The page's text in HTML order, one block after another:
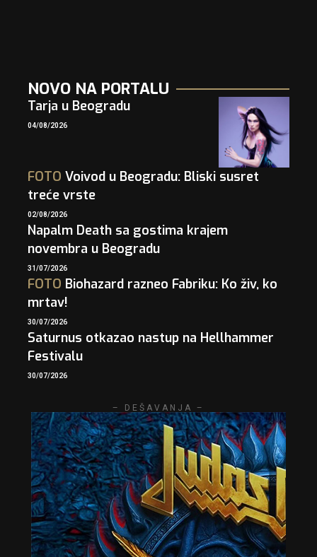
NOVO NA PORTALU
Tarja u Beogradu
04/08/2026
FOTO Voivod u Beogradu: Bliski susret
treće vrste
02/08/2026
Napalm Death sa gostima krajem
novembra u Beogradu
31/07/2026
FOTO Biohazard razneo Fabriku: Ko živ, ko
mrtav!
30/07/2026
Saturnus otkazao nastup na Hellhammer
Festivalu
30/07/2026
– DEŠAVANJA –